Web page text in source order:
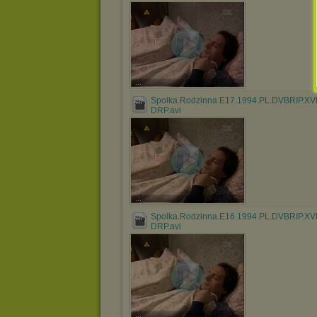
DRP.avi
...
DRP.avi
...